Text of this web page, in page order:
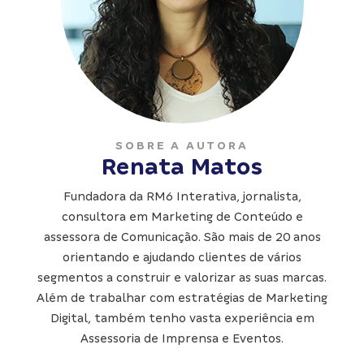
SOBRE A AUTORA
Renata Matos
Fundadora da RM6 Interativa, jornalista,
consultora em Marketing de Conteúdo e
assessora de Comunicação. São mais de 20 anos
orientando e ajudando clientes de vários
segmentos a construir e valorizar as suas marcas.
Além de trabalhar com estratégias de Marketing
Digital, também tenho vasta experiência em
Assessoria de Imprensa e Eventos.